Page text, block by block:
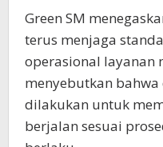
Green SM
terus menjaga
operasional layanan
menyebutkan
dilakukan untuk
berjalan sesuai